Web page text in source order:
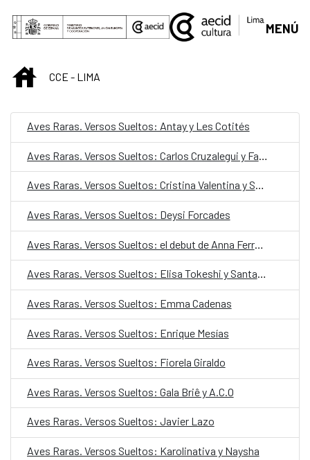
Saut au contenu principal
MENÚ
INICIOCCE - LIMA
Aves Raras. Versos Sueltos: Antay y Les Cotités
Aves Raras. Versos Sueltos: Cristina Valentina y Somontano
Aves Raras. Versos Sueltos: Deysi Forcades
Aves Raras. Versos Sueltos: el debut de Anna Ferrer en Lima
Aves Raras. Versos Sueltos: Elisa Tokeshi y Santa García
Aves Raras. Versos Sueltos: Emma Cadenas
Aves Raras. Versos Sueltos: Enrique Mesías
Aves Raras. Versos Sueltos: Fiorela Giraldo
Aves Raras. Versos Sueltos: Gala Briê y A.C.O
Aves Raras. Versos Sueltos: Javier Lazo
Aves Raras. Versos Sueltos: Karolinativa y Naysha